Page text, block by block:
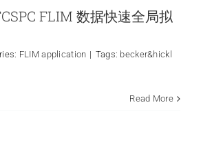
FLIM 数据快速全局拟
FLIM application | Tags: becker&hickl
Read More